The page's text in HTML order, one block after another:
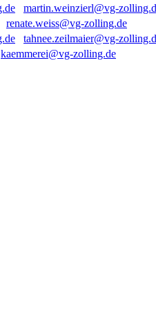
martin.weinzierl@vg-
renate.weiss@vg-zolling.de
tahnee.zeilmaier@vg-
kaemmerei@vg-zolling.de